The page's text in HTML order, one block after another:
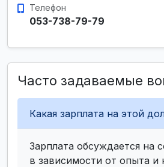
Телефон
053-738-79-79
Часто задаваемые
Какая зарплата на этой
Зарплата обсуждается на
в зависимости от опыта и